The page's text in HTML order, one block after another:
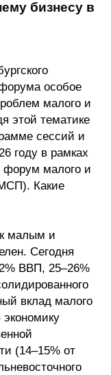
бизнесу в
особое
малого и
этой тематике
сессий и
году в рамках
малого и
Какие
малым и
Сегодня
ВВП, 25–26%
вклад малого
(14–15% от